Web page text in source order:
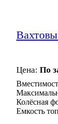
Цена: По
Колёсная
Емкость